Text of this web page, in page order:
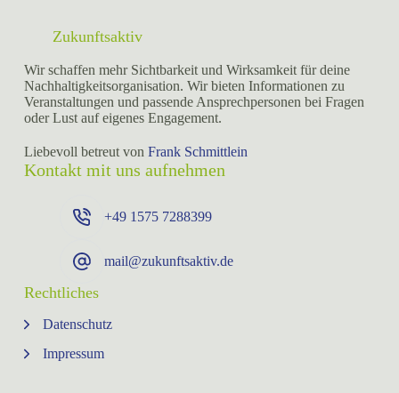
Zukunftsaktiv
Wir schaffen mehr Sichtbarkeit und Wirksamkeit für deine
Nachhaltigkeitsorganisation. Wir bieten Informationen zu
Veranstaltungen und passende Ansprechpersonen bei Fragen
oder Lust auf eigenes Engagement.
Liebevoll betreut von Frank Schmittlein
Kontakt mit uns aufnehmen
+49 ⁨1575 7288399⁩
mail@zukunftsaktiv.de
Rechtliches
Datenschutz
Impressum